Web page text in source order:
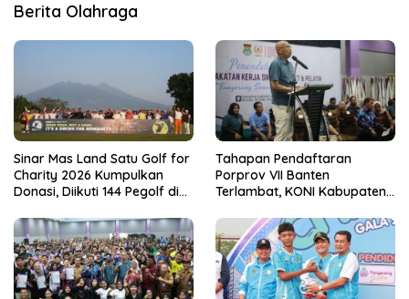
Berita Olahraga
Sinar Mas Land Satu Golf for
Charity 2026 Kumpulkan
Donasi, Diikuti 144 Pegolf di
Tahapan Pendaftaran
Porprov VII Banten
Terlambat, KONI Kabupaten
Kesiapan Panitia